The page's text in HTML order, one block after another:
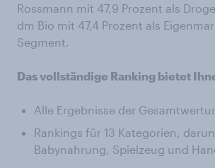
Rossmann mit 47,9 Prozent als
dm Bio mit 47,4 Prozent als
Segment.
Das vollständige Ranking bietet
Alle Ergebnisse der
Rankings für 13 Kategorien,
Babynahrung, Spielzeug und